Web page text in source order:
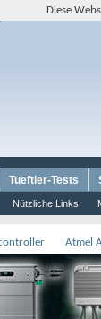
Nützliche Links
Tueftler-Tests
Atmel
Diese